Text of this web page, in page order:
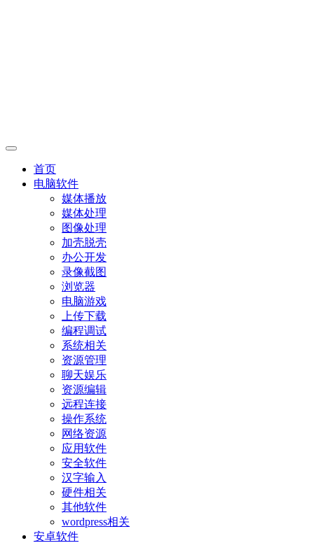
首页
电脑软件
媒体播放
媒体处理
图像处理
加壳脱壳
办公开发
录像截图
浏览器
电脑游戏
上传下载
编程调试
系统相关
资源管理
聊天娱乐
资源编辑
远程连接
操作系统
网络资源
应用软件
安全软件
汉字输入
硬件相关
其他软件
wordpress相关
安卓软件